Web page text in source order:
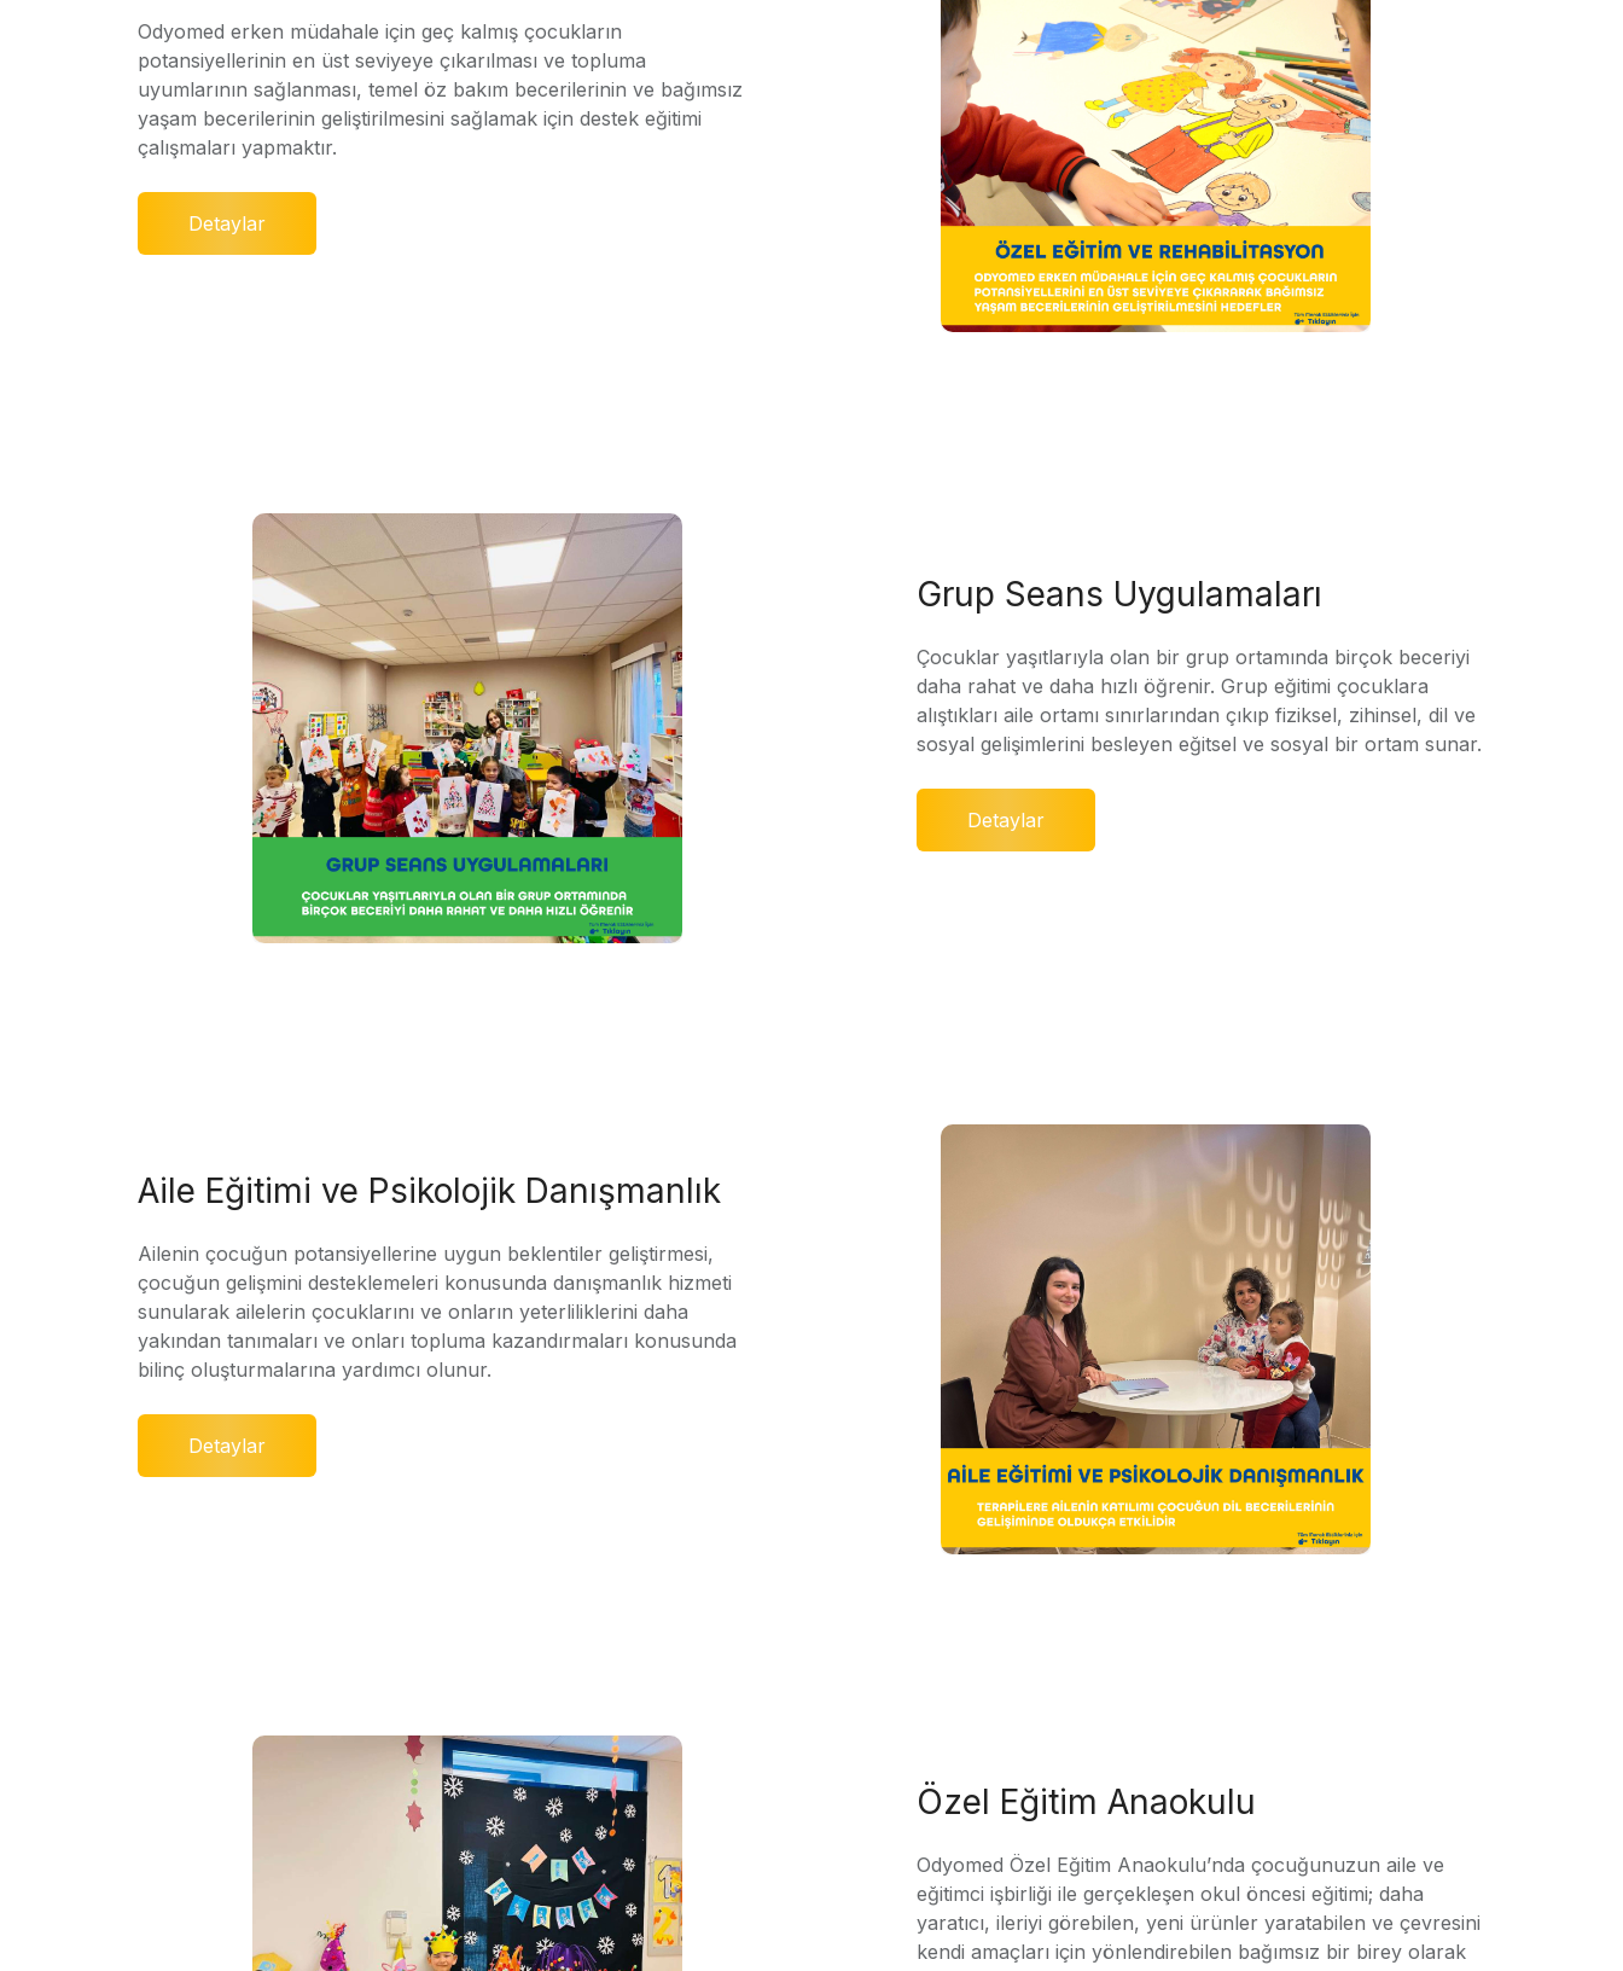
Odyomed erken müdahale için geç kalmış çocukların
potansiyellerinin en üst seviyeye çıkarılması ve topluma
uyumlarının sağlanması, temel öz bakım becerilerinin ve bağımsız
yaşam becerilerinin geliştirilmesini sağlamak için destek eğitimi
çalışmaları yapmaktır.
Detaylar
Grup Seans Uygulamaları
Çocuklar yaşıtlarıyla olan bir grup ortamında birçok beceriyi
daha rahat ve daha hızlı öğrenir. Grup eğitimi çocuklara
alıştıkları aile ortamı sınırlarından çıkıp fiziksel, zihinsel, dil ve
sosyal gelişimlerini besleyen eğitsel ve sosyal bir ortam sunar.
Detaylar
Aile Eğitimi ve Psikolojik Danışmanlık
Ailenin çocuğun potansiyellerine uygun beklentiler geliştirmesi,
çocuğun gelişmini desteklemeleri konusunda danışmanlık hizmeti
sunularak ailelerin çocuklarını ve onların yeterliliklerini daha
yakından tanımaları ve onları topluma kazandırmaları konusunda
bilinç oluşturmalarına yardımcı olunur.
Detaylar
Özel Eğitim Anaokulu
Odyomed Özel Eğitim Anaokulu’nda çocuğunuzun aile ve
eğitimci işbirliği ile gerçekleşen okul öncesi eğitimi; daha
yaratıcı, ileriyi görebilen, yeni ürünler yaratabilen ve çevresini
kendi amaçları için yönlendirebilen bağımsız bir birey olarak